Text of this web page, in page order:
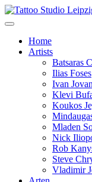
Home
Artists
Batsaras
Ilias Foses
Ivan
Klevi
Koukos
Mladen
Nick
Rob
Steve
Vladimir